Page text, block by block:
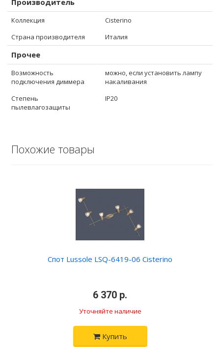
Производитель
Коллекция
Cisterino
Страна производителя
Италия
Прочее
Возможность
подключения диммера
можно, если установить лампу
накаливания
Степень
пылевлагозащиты
IP20
Похожие товары
Спот Lussole LSQ-6419-06 Cisterino
6 370 р.
Уточняйте наличие
Купить